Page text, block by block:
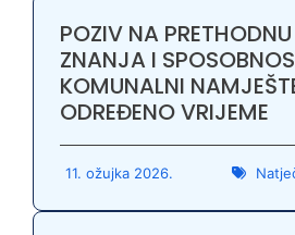
POZIV NA
ZNANJA I
KOMUNALNI
ODREĐENO VRIJEME
11. ožujka 2026.